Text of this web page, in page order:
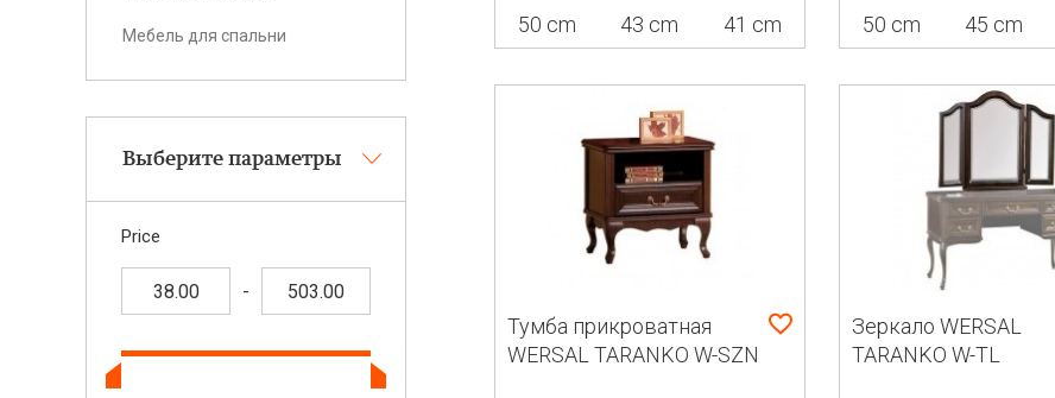
Мебель для спальни
Выберите параметры
Price
-
50 cm 43 cm 41 cm 50 cm 45 cm
Тумба прикроватная
WERSAL TARANKO W-SZN
Зеркало WERSAL
TARANKO W-TL